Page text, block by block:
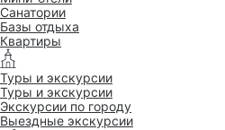
Санатории
Базы отдыха
Квартиры
Туры и экскурсии
Туры и экскурсии
Экскурсии по городу
Выездные экскурсии